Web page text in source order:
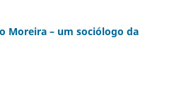
Moreira – um sociólogo da